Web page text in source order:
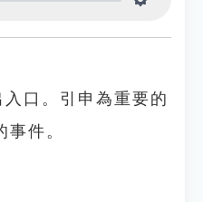
入口。引申為重要的
件。